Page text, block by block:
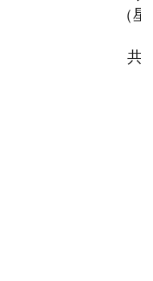
（
共